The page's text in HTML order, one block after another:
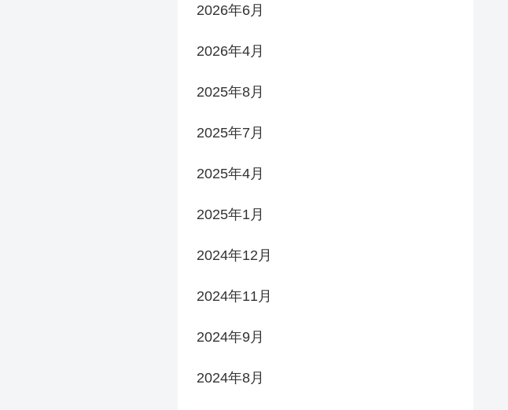
2026年6月
2026年4月
2025年8月
2025年7月
2025年4月
2025年1月
2024年12月
2024年11月
2024年9月
2024年8月